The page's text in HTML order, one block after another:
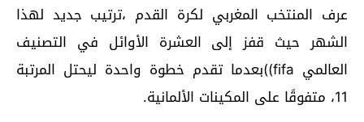
عرف المنتخب المغربي لكرة القدم ،ترتيب جديد لهذا
الشهر حيث قفز إلى العشرة الأوائل في التصنيف
العالمي fifa))بعدما تقدم خطوة واحدة ليحتل المرتبة
11، متفوقًا على المكينات الألمانية.